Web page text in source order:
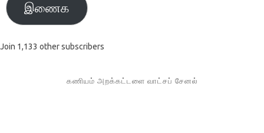
இணைக
Join 1,133 other subscribers
கணியம் அறக்கட்டளை வாட்சப் சேனல்